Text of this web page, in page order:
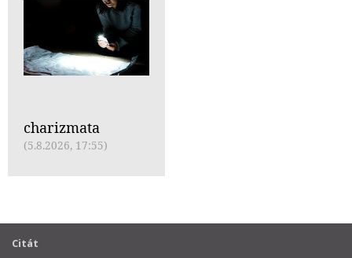
charizmata
(5.8.2026, 17:55)
Citát